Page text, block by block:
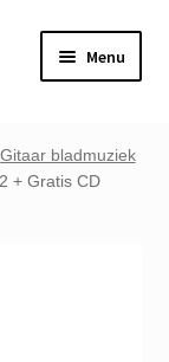
Menu
Gitaar bladmuziek
+ Gratis CD